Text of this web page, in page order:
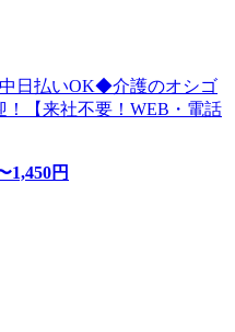
日払いOK◆介護のオシゴ
！【来社不要！WEB・電話
1,450円